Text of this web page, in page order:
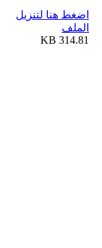
اضغط هنا لتنزيل
الملف
314.81 KB